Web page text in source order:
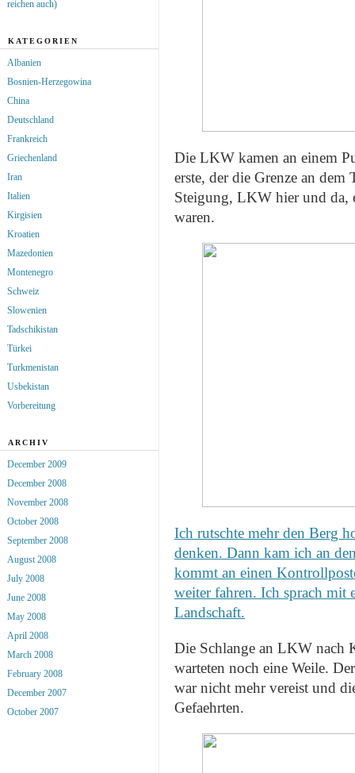
Die LKW kamen an einem
erste, der die Grenze an dem
Steigung, LKW hier und da,
waren.
Ich rutschte mehr den Berg
denken. Dann kam ich an
kommt an einen
weiter fahren. Ich sprach
Landschaft.
Die Schlange an LKW nach
warteten noch eine Weile.
war nicht mehr vereist und
Gefaehrten.
reichen auch)
KATEGORIEN
Albanien
Bosnien-Herzegowina
China
Deutschland
Frankreich
Griechenland
Iran
Italien
Kirgisien
Kroatien
Mazedonien
Montenegro
Schweiz
Slowenien
Tadschikistan
Türkei
Turkmenistan
Usbekistan
Vorbereitung
ARCHIV
December 2009
December 2008
November 2008
October 2008
September 2008
August 2008
July 2008
June 2008
May 2008
April 2008
March 2008
February 2008
December 2007
October 2007